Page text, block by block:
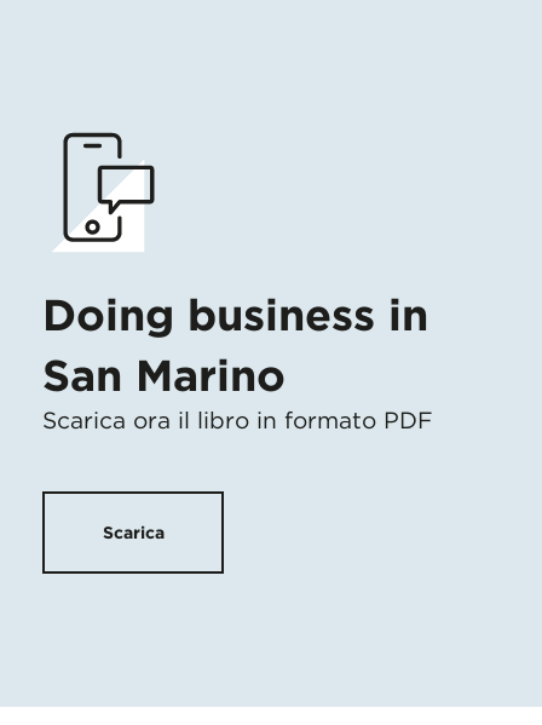
Doing business in
San Marino
Scarica ora il libro in formato PDF
Scarica